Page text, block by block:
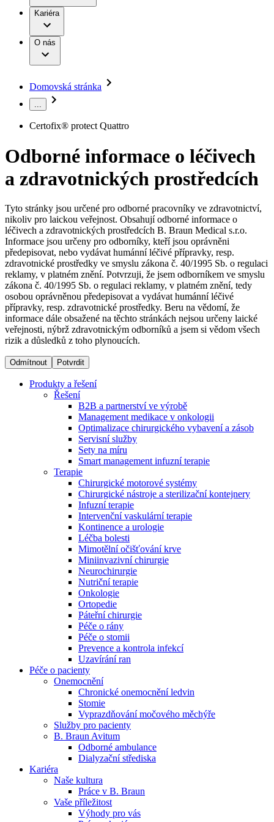
Léčba bolesti
Mimotělní očišťování krve
Nutriční terapie
Onkologie
Páteřní chirurgie
Péče o rány
Péče o stomii
Prevence a kontrola infekcí
Řešení
Terapie
Produktový katalog​
Objevte naše produkty. Navštivte produktový katalog B.
Braun s našim kompletním produktovým portfoliem.
Onemocnění
B. Braun Avitum
Dialyzační střediska​
B. Braun Avitum poskytuje kvalitní dialyzační péči ve všech
svých střediscích v České republice. Více informací se
dozvíte na stránkách jednotlivých středisek.
Odborné ambulance
Naše specializované ambulance jsou tu pro vás. Zvolte
specializaci a město, které potřebujete, a objednejte se do naší
ambulance.
Práce a kariéra
Naše kultura
Vaše příležitost​
Nabídky pracovních míst
Objevte své kariérní příležitosti ​v B. Braun. Vyhledejte náš trh
práce​ pro zajímavé pozice.​
Odpovědnost
Média
Kontakt
Kontaktní formulář
Registrace k odběru newsletteru
Společnost
Odpovědnost
Média
Kontakt
Zůstaňte v dialogu s B. Braun. ​Kontaktujte nás.​
Kariéra
O nás
Domovská stránka
...
Certofix® protect Quattro
Odborné informace o léčivech
a zdravotnických prostředcích
Tyto stránky jsou určené pro odborné pracovníky ve zdravotnictví,
nikoliv pro laickou veřejnost. Obsahují odborné informace o
léčivech a zdravotnických prostředcích B. Braun Medical s.r.o.
Informace jsou určeny pro odborníky, kteří jsou oprávněni
předepisovat, nebo vydávat humánní léčivé přípravky, resp.
zdravotnické prostředky ve smyslu zákona č. 40/1995 Sb. o regulaci
reklamy, v platném znění. Potvrzuji, že jsem odborníkem ve smyslu
zákona č. 40/1995 Sb. o regulaci reklamy, v platném znění, tedy
osobou oprávněnou předepisovat a vydávat humánní léčivé
přípravky, resp. zdravotnické prostředky. Beru na vědomí, že
informace dále obsažené na těchto stránkách nejsou určeny laické
veřejnosti, nýbrž zdravotnickým odborníků a jsem si vědom všech
rizik a důsledků z toho plynoucích.
Odmítnout Potvrdit
Produkty a řešení
Řešení
B2B a partnerství ve výrobě
Management medikace v onkologii
Optimalizace chirurgického vybavení a zásob
Servisní služby
Sety na míru
Smart management infuzní terapie​
Terapie
Chirurgické motorové systémy
Chirurgické nástroje a sterilizační kontejnery
Infuzní terapie
Intervenční vaskulární terapie
Kontinence a urologie
Léčba bolesti
Mimotělní očišťování krve
Miniinvazivní chirurgie
Neurochirurgie
Nutriční terapie
Onkologie
Ortopedie
Páteřní chirurgie
Péče o rány
Péče o stomii
Prevence a kontrola infekcí
Uzavírání ran
Péče o pacienty
Onemocnění
Chronické onemocnění ledvin
Stomie
Vyprazdňování močového měchýře
Služby pro pacienty
B. Braun Avitum
Odborné ambulance
Dialyzační střediska
Kariéra
Naše kultura
Práce v B. Braun
Vaše příležitost​
Výhody pro vás